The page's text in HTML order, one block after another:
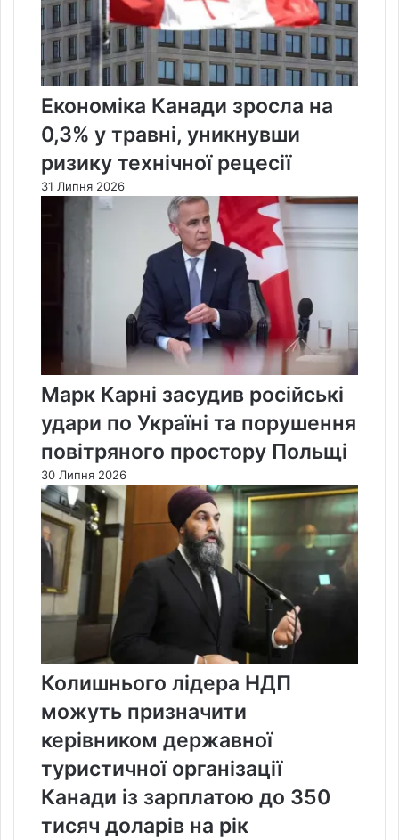
Економіка Канади зросла на
0,3% у травні, уникнувши
ризику технічної рецесії
31 Липня 2026
Марк Карні засудив російські
удари по Україні та порушення
повітряного простору Польщі
30 Липня 2026
Колишнього лідера НДП
можуть призначити
керівником державної
туристичної організації
Канади із зарплатою до 350
тисяч доларів на рік